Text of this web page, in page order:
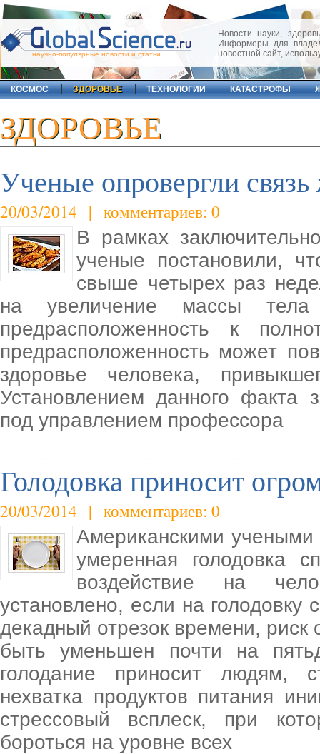
научно-популярные новости и статьи
Новости науки,
Информеры для
новостной сайт,
КОСМОС ЗДОРОВЬЕ ТЕХНОЛОГИИ КАТАСТРОФЫ
ЗДОРОВЬЕ
Ученые опровергли
20/03/2014 | комментариев: 0
В рамках
ученые постановили,
свыше четырех раз
на увеличение массы
предрасположенность к
предрасположенность может
здоровье человека,
Установлением данного факта
под управлением профессора
Голодовка приносит
20/03/2014 | комментариев: 0
Американскими учеными
умеренная голодовка
воздействие на
установлено, если на голодовку
декадный отрезок времени,
быть уменьшен почти на
голодание приносит людям,
нехватка продуктов питания
стрессовый всплеск, при
бороться на уровне всех